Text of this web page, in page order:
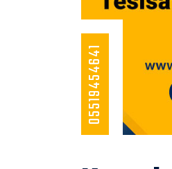
05519454641